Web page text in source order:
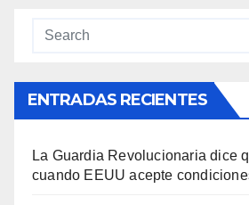
ENTRADAS RECIENTES
La Guardia Revolucionaria dice
cuando EEUU acepte